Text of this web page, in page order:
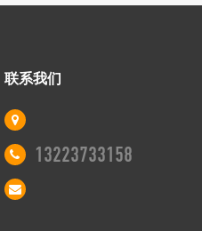
联系我们
13223733158